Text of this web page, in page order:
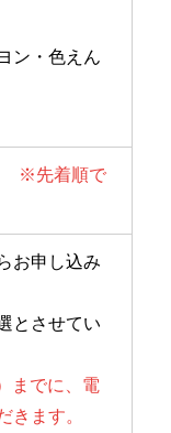
ン・色えん
※先着順で
お申し込み
とさせてい
までに、電
きます。